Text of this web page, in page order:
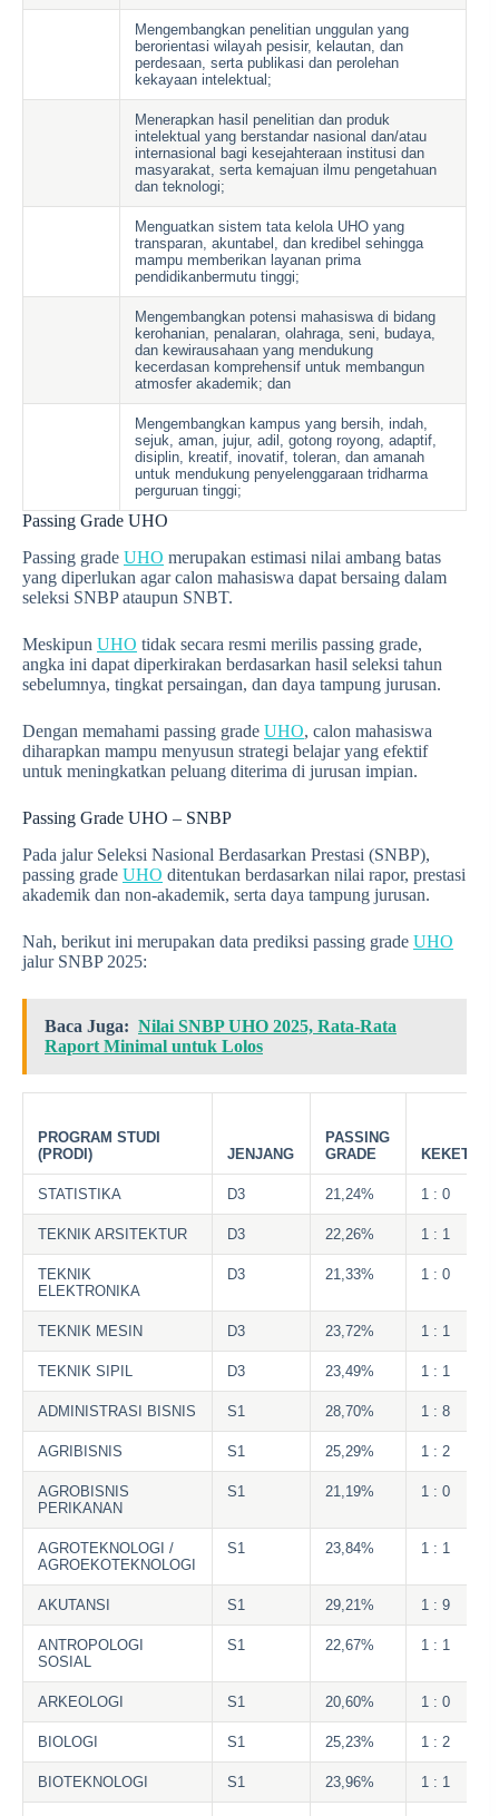
Mengembangkan penelitian unggulan yang
berorientasi wilayah pesisir, kelautan, dan
perdesaan, serta publikasi dan perolehan
kekayaan intelektual;
Menerapkan hasil penelitian dan produk
intelektual yang berstandar nasional dan/atau
internasional bagi kesejahteraan institusi dan
masyarakat, serta kemajuan ilmu pengetahuan
dan teknologi;
Menguatkan sistem tata kelola UHO yang
transparan, akuntabel, dan kredibel sehingga
mampu memberikan layanan prima
pendidikanbermutu tinggi;
Mengembangkan potensi mahasiswa di bidang
kerohanian, penalaran, olahraga, seni, budaya,
dan kewirausahaan yang mendukung
kecerdasan komprehensif untuk membangun
atmosfer akademik; dan
Mengembangkan kampus yang bersih, indah,
sejuk, aman, jujur, adil, gotong royong, adaptif,
disiplin, kreatif, inovatif, toleran, dan amanah
untuk mendukung penyelenggaraan tridharma
perguruan tinggi;
Passing Grade UHO
Passing grade UHO merupakan estimasi nilai ambang batas
yang diperlukan agar calon mahasiswa dapat bersaing dalam
seleksi SNBP ataupun SNBT.
Meskipun UHO tidak secara resmi merilis passing grade,
angka ini dapat diperkirakan berdasarkan hasil seleksi tahun
sebelumnya, tingkat persaingan, dan daya tampung jurusan.
Dengan memahami passing grade UHO, calon mahasiswa
diharapkan mampu menyusun strategi belajar yang efektif
untuk meningkatkan peluang diterima di jurusan impian.
Passing Grade UHO – SNBP
Pada jalur Seleksi Nasional Berdasarkan Prestasi (SNBP),
passing grade UHO ditentukan berdasarkan nilai rapor, prestasi
akademik dan non-akademik, serta daya tampung jurusan.
Nah, berikut ini merupakan data prediksi passing grade UHO
jalur SNBP 2025:
Baca Juga: Nilai SNBP UHO 2025, Rata-Rata
Raport Minimal untuk Lolos
PROGRAM STUDI
(PRODI)
JENJANG
PASSING
GRADE
STATISTIKA D3 21,24% 1 : 0
TEKNIK ARSITEKTUR D3 22,26% 1 : 1
TEKNIK
ELEKTRONIKA
D3 21,33% 1 : 0
TEKNIK MESIN D3 23,72% 1 : 1
TEKNIK SIPIL D3 23,49% 1 : 1
ADMINISTRASI BISNIS S1 28,70% 1 : 8
AGRIBISNIS S1 25,29% 1 : 2
AGROBISNIS
PERIKANAN
S1 21,19% 1 : 0
AGROTEKNOLOGI /
AGROEKOTEKNOLOGI
S1 23,84% 1 : 1
AKUTANSI S1 29,21% 1 : 9
ANTROPOLOGI
SOSIAL
S1 22,67% 1 : 1
ARKEOLOGI S1 20,60% 1 : 0
BIOLOGI S1 25,23% 1 : 2
BIOTEKNOLOGI S1 23,96% 1 : 1